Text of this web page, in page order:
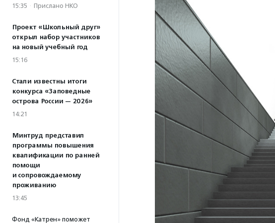
15:35 · Прислано НКО
Проект «Школьный друг»
открыл набор участников
на новый учебный год
15:16
Стали известны итоги
конкурса «Заповедные
острова России — 2026»
14:21
Минтруд представил
программы повышения
квалификации по ранней
помощи
и сопровождаемому
проживанию
13:45
Фонд «Катрен» поможет